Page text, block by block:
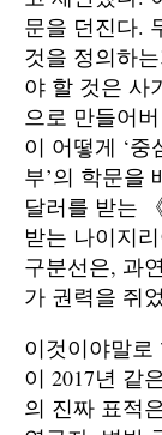
문을 던진다.
것을 정의하
야 할 것은 사
으로 만들어
이 어떻게 ‘중
부’의 학문을
달러를 받는
받는 나이지
구분선은, 과
가 권력을 쥐
이것이야말로
이 2017년 같
의 진짜 표적